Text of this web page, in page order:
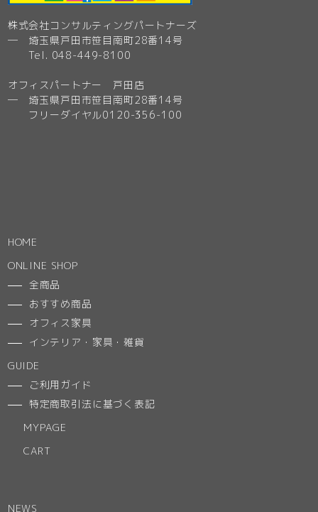
株式会社コンサルティングパートナーズ
─ 埼玉県戸田市笹目南町28番14号
Tel. 048-449-8100
オフィスパートナー 戸田店
─ 埼玉県戸田市笹目南町28番14号
フリーダイヤル0120-356-100
HOME
ONLINE SHOP
全商品
おすすめ商品
オフィス家具
インテリア・家具・雑貨
GUIDE
ご利用ガイド
特定商取引法に基づく表記
MYPAGE
CART
NEWS